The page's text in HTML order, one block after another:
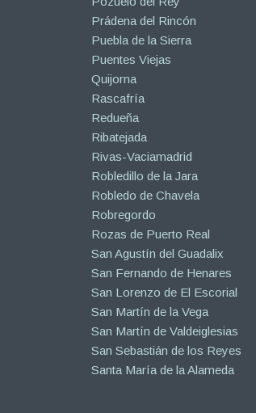
Prádena del Rincón
Puebla de la Sierra
Puentes Viejas
Quijorna
Rascafría
Redueña
Ribatejada
Rivas-Vaciamadrid
Robledillo de la Jara
Robledo de Chavela
Robregordo
Rozas de Puerto Real
San Agustín del Guadalix
San Fernando de Henares
San Lorenzo de El Escorial
San Martín de la Vega
San Martín de Valdeiglesias
San Sebastián de los Reyes
Santa María de la Alameda